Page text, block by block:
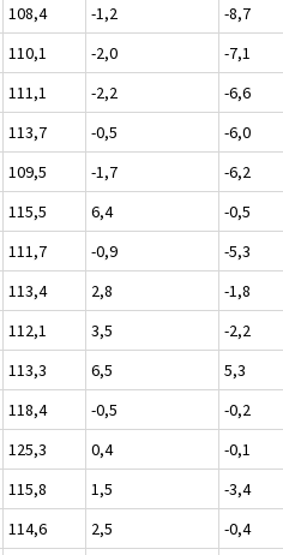
108,4 -1,2 -8,7
110,1 -2,0 -7,1
111,1 -2,2 -6,6
113,7 -0,5 -6,0
109,5 -1,7 -6,2
115,5 6,4 -0,5
111,7 -0,9 -5,3
113,4 2,8 -1,8
112,1 3,5 -2,2
113,3 6,5 5,3
118,4 -0,5 -0,2
125,3 0,4 -0,1
115,8 1,5 -3,4
114,6 2,5 -0,4